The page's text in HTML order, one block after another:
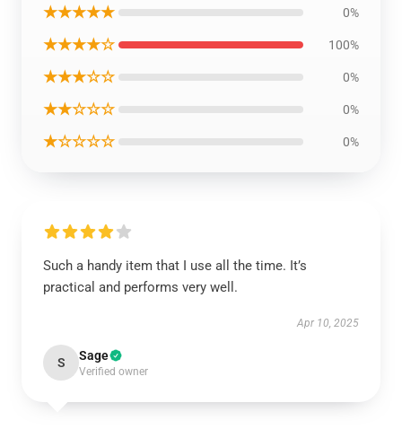
★★★★★ 0%
★★★★☆ 100%
★★★☆☆ 0%
★★☆☆☆ 0%
★☆☆☆☆ 0%
Such a handy item that I use all the time. It’s
practical and performs very well.
Apr 10, 2025
S Sage
Verified owner